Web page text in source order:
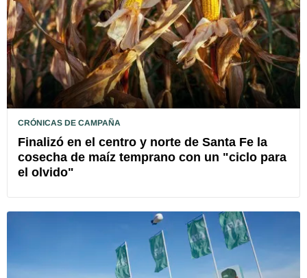
CRÓNICAS DE CAMPAÑA
Finalizó en el centro y norte de Santa Fe la
cosecha de maíz temprano con un "ciclo para
el olvido"